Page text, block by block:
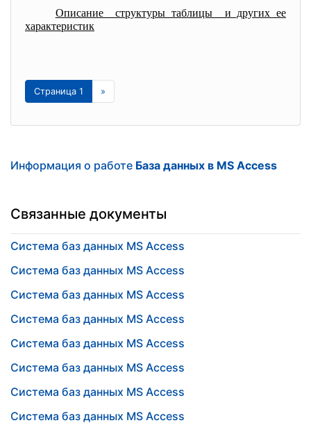
Описание структуры таблицы и других ее
характеристик
Страница 1 »
Информация о работе База данных в MS Access
Связанные документы
Система баз данных MS Access
Система баз данных MS Access
Система баз данных MS Access
Система баз данных MS Access
Система баз данных MS Access
Система баз данных MS Access
Система баз данных MS Access
Система баз данных MS Access